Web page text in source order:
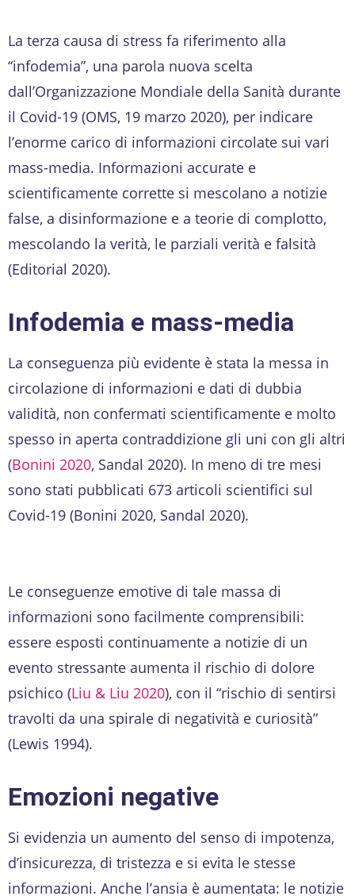
La terza causa di stress fa riferimento alla
“infodemia”, una parola nuova scelta
dall’Organizzazione Mondiale della Sanità durante
il Covid-19 (OMS, 19 marzo 2020), per indicare
l’enorme carico di informazioni circolate sui vari
mass-media. Informazioni accurate e
scientificamente corrette si mescolano a notizie
false, a disinformazione e a teorie di complotto,
mescolando la verità, le parziali verità e falsità
(Editorial 2020).
Infodemia e mass-media
La conseguenza più evidente è stata la messa in
circolazione di informazioni e dati di dubbia
validità, non confermati scientificamente e molto
spesso in aperta contraddizione gli uni con gli altri
(Bonini 2020, Sandal 2020). In meno di tre mesi
sono stati pubblicati 673 articoli scientifici sul
Covid-19 (Bonini 2020, Sandal 2020).
Le conseguenze emotive di tale massa di
informazioni sono facilmente comprensibili:
essere esposti continuamente a notizie di un
evento stressante aumenta il rischio di dolore
psichico (Liu & Liu 2020), con il “rischio di sentirsi
travolti da una spirale di negatività e curiosità”
(Lewis 1994).
Emozioni negative
Si evidenzia un aumento del senso di impotenza,
d’insicurezza, di tristezza e si evita le stesse
informazioni. Anche l’ansia è aumentata: le notizie